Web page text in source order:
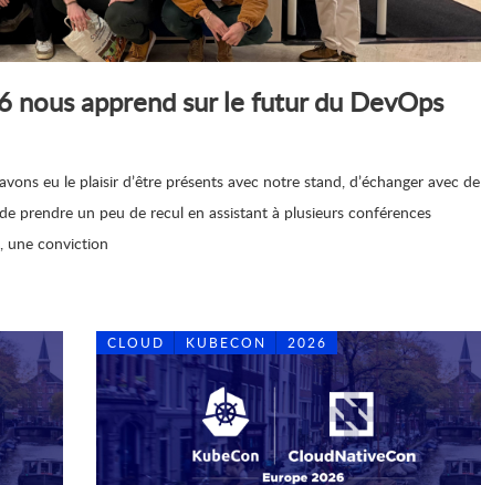
nous apprend sur le futur du DevOps
eu le plaisir d’être présents avec notre stand, d’échanger avec de
prendre un peu de recul en assistant à plusieurs conférences
une conviction
CLOUD KUBECON 2026